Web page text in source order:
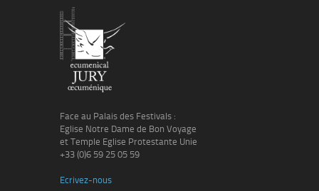
Face au Palais des Festivals :
Eglise Notre Dame de Bon Voyage
et Temple Eglise Protestante Unie
+33 (0)6 59 25 05 59
Ecrivez-nous